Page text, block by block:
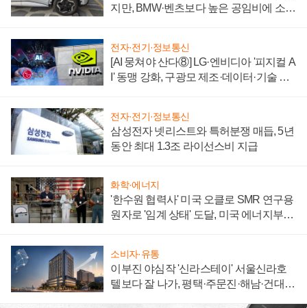
지만, BMW·벤츠보다 높은 공임비에 소비
전자·전기·정보통신
[AI 뭉쳐야 산다⑧] LG·엔비디아 '피지컬 A
I' 동맹 강화, 구광모 제조·데이터·기술 결
전자·전기·정보통신
삼성전자 넷리스트와 특허분쟁 매듭, 5년
동안 최대 1.3조 라이선스비 지급
화학·에너지
'한수원 협력사' 미국 오클로 SMR 연구용
원자로 '임계 상태' 도달, 미국 에너지부
소비자·유통
이부진 야심작 '신라스테이' 서울신라호
텔보다 잘 나가, 평택·주문진·해남·건대로